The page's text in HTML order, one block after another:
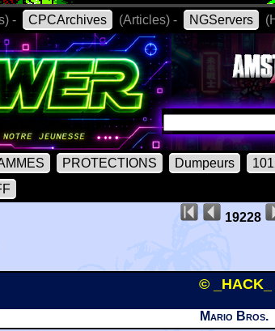
- CPCArchives (Articles) - NGServers
PROTECTIONS Dumpeurs
19228
© _HACK_
Mario Bros.